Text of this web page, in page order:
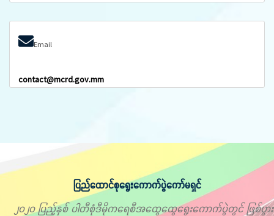
Email
contact@mcrd.gov.mm
ပြည်ထောင်စုရွေးကောက်ပွဲကော်မရှင်
၂၀၂၀ ပြည့်နှစ် ပါတီစုံဒီမိုကရေစီအထွေထွေရွေးကောက်ပွဲတွင် ဖြစ်ပွား